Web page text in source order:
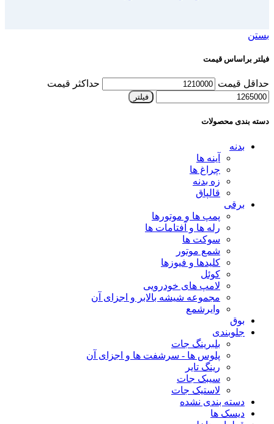
بستن
فیلتر براساس قیمت
حداقل قیمت حداکثر قیمت
فیلتر
دسته بندی محصولات
بدنه
آینه ها
چراغ ها
زه بدنه
قالپاق
برقی
پمپ ها و موتورها
رله ها و آفتامات ها
سوکت ها
شمع موتور
کلیدها و فیوزها
کوئل
لامپ های خودرویی
مجموعه شیشه بالابر و اجزای آن
وایرشمع
بوق
جلوبندی
بلبرینگ جات
پلوس ها - سرشفت ها و اجزای آن
رینگ تایر
سیبک جات
لاستیک جات
دسته بندی نشده
دیسک ها